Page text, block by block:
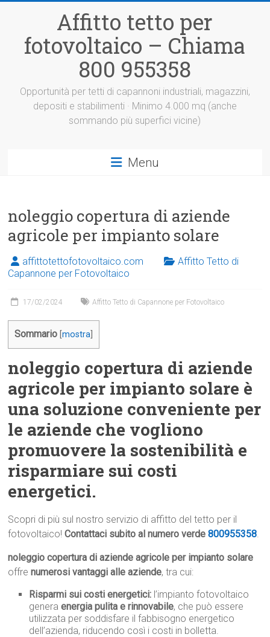
Affitto tetto per
fotovoltaico – Chiama
800 955358
Opportunità per tetti di capannoni industriali, magazzini,
depositi e stabilimenti · Minimo 4.000 mq (anche
sommando più superfici vicine)
Menu
noleggio copertura di aziende
agricole per impianto solare
affittotettofotovoltaico.com
Affitto Tetto di
Capannone per Fotovoltaico
17/02/2024 Affitto Tetto di Capannone per Fotovoltaico
Sommario [mostra
noleggio copertura di aziende
agricole per impianto solare è
una soluzione conveniente per
le aziende che vogliono
promuovere la sostenibilità e
risparmiare sui costi
energetici.
Scopri di più sul nostro servizio di affitto del tetto per il
fotovoltaico!Contattaci subito al numero verde 800955358.
noleggio copertura di aziende agricole per impianto solare
offrenumerosi vantaggi alle aziende, tra cui:
Risparmi sui costi energetici: l’impianto fotovoltaico
generaenergia pulita e rinnovabile, che può essere
utilizzata per soddisfare il fabbisogno energetico
dell’azienda, riducendo così i costi in bolletta.